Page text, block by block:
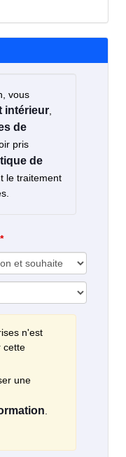
vous
intérieur,
de
pris
de
le traitement
n'est
cette
une
.